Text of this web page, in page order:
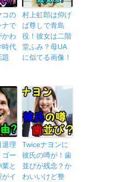
コの
ナで
かわ
時代
題
村上虹郎は仰げ
ば尊しで青島
役！彼女は二階
堂ふみ？母UA
に似てる画像！
退理
ゴー
と
イ
Twiceナヨンに
彼氏の噂が！歯
並びが残念？か
わいいけど整